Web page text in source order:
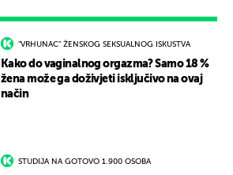
"VRHUNAC" ŽENSKOG SEKSUALNOG ISKUSTVA
Kako do vaginalnog orgazma? Samo 18 %
žena može ga doživjeti isključivo na ovaj
način
STUDIJA NA GOTOVO 1.900 OSOBA